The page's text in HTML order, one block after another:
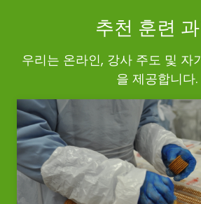
추천 훈련
우리는 온라인, 강사 주도 및 자
을 제공합니다.